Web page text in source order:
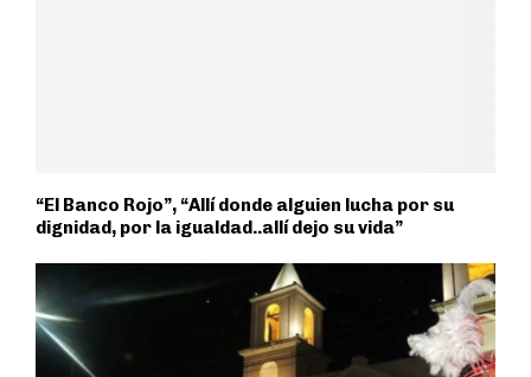
“El Banco Rojo”, “Allí donde alguien lucha por su
dignidad, por la igualdad..allí dejo su vida”